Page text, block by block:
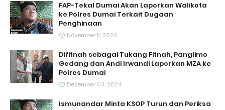
FAP-Tekal Dumai Akan Laporkan Walikota
ke Polres Dumai Terkait Dugaan
Penghinaan
November 11, 2023
Difitnah sebagai Tukang Fitnah, Panglimo
Gedang dan Andi Irwandi Laporkan MZA ke
Polres Dumai
Desember 03, 2024
Ismunandar Minta KSOP Turun dan Periksa